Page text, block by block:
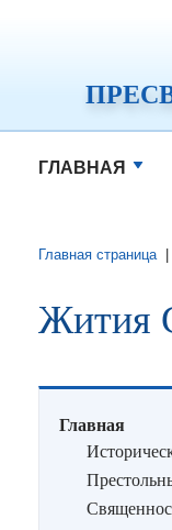
ГЛАВНАЯ
Главная страница |
Жития
Главная